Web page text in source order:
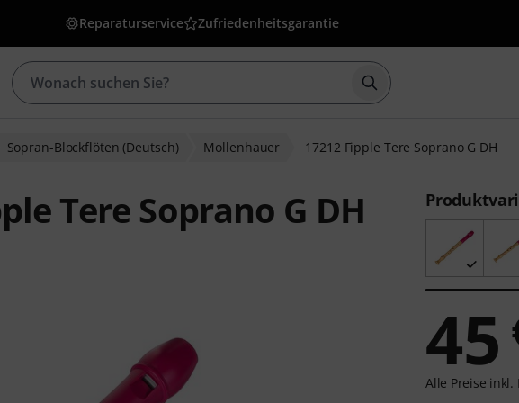
Reparaturservice Zufriedenheitsgarantie
Suche mit Suchwort
Sopran-Blockflöten (Deutsch) Mollenhauer 17212 Fipple Tere Soprano G DH
Tere Soprano G DH
45
Alle Preise inkl.